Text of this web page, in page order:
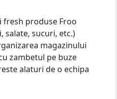
fresh produse Froo
salate, sucuri, etc.)
magazinului
zambetul pe buze
alaturi de o echipa